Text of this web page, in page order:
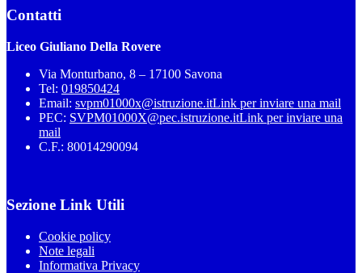
Contatti
Liceo Giuliano Della Rovere
Via Monturbano, 8 – 17100 Savona
Tel: 019850424
Email: svpm01000x@istruzione.itLink per inviare una mail
PEC: SVPM01000X@pec.istruzione.itLink per inviare una
mail
C.F.: 80014290094
Sezione Link Utili
Cookie policy
Note legali
Informativa Privacy